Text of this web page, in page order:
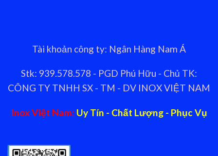
Tài khoản công ty: Ngân Hàng Nam Á
Stk: 939.578.578 - PGD Phú Hữu - Chủ TK:
CÔNG TY TNHH SX - TM - DV INOX VIỆT NAM
Inox Việt Nam: Uy Tín - Chất Lượng - Phục Vụ